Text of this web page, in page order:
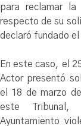
para reclamar la
respecto de su
declaró fundado
En este caso, el
Actor presentó
el 18 de marzo
este Tribunal,
Ayuntamiento